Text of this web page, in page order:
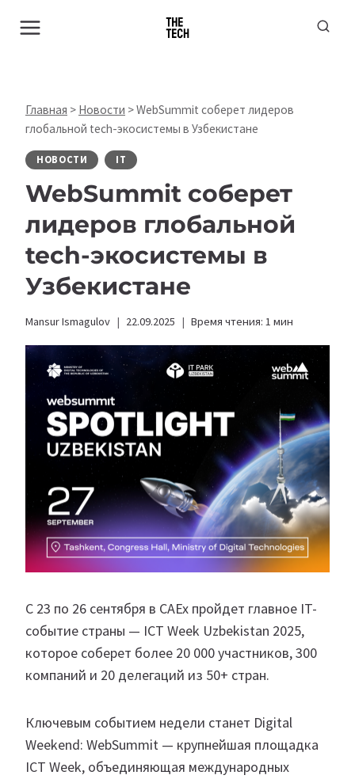
Главная > Новости >WebSummit соберет лидеров
глобальной tech-экосистемы в Узбекистане
НОВОСТИ IT
WebSummit соберет
лидеров глобальной
tech-экосистемы в
Узбекистане
Mansur Ismagulov 22.09.2025 Время чтения: 1 мин
С 23 по 26 сентября в CAEx пройдет главное IT-
событие страны — ICT Week Uzbekistan 2025,
которое соберет более 20 000 участников, 300
компаний и 20 делегаций из 50+ стран.
Ключевым событием недели станет Digital
Weekend: WebSummit — крупнейшая площадка
ICT Week, объединяющая международных